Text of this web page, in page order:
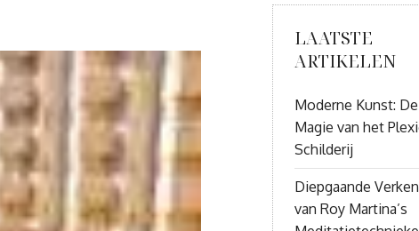
LAATSTE
ARTIKELEN
Moderne Kunst: De
Magie van het
Schilderij
Diepgaande
van Roy Martina’s